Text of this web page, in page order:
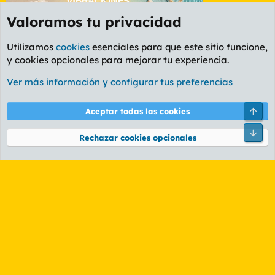
Foro Ocio y Cultura
Cookies
PL OLDSTYLE AMARILLO
Términos y reglas Política de privacidad Ayuda
Community platform by XenForo® © 2010-2026 XenForo Ltd.
Valoramos tu privacidad
Utilizamos cookies esenciales para que este sitio funcione,
y cookies opcionales para mejorar tu experiencia.
Ver más información y configurar tus preferencias
Aceptar todas las cookies
Rechazar cookies opcionales
Pie